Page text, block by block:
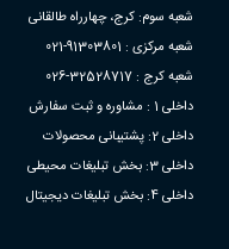
شعبه سوم: کرج، چهارراه طالقانی
شعبه مرکزی : 91303801-021
شعبه کرج : 32528717-026
داخلی 1 : مشاوره و ثبت سفارش
داخلی 2: پشتیبانی محصولات
داخلی 3: بخش تبلیغات محیطی
داخلی 4: بخش تبلیغات دیجیتال